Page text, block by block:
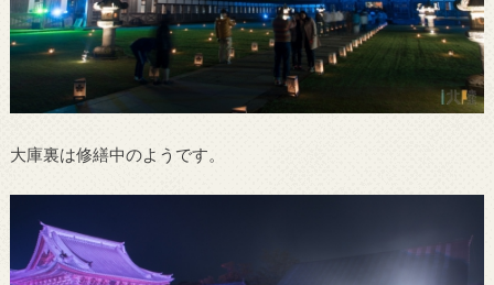
大庫裏は修繕中のようです。